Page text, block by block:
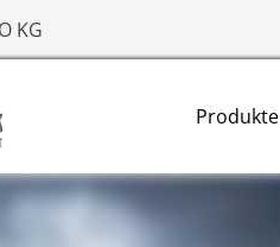
KG
Produkte